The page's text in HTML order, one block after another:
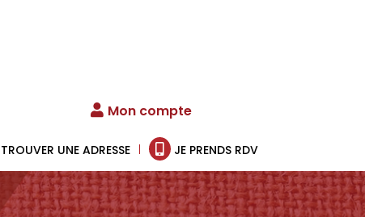
Mon compte
UNE ADRESSE JE PRENDS RDV